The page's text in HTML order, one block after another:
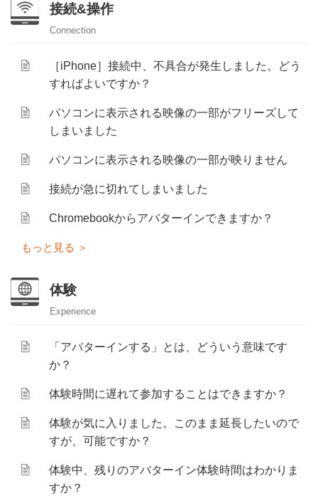
接続&操作
Connection
［iPhone］接続中、不具合が発生しました。どう
すればよいですか？
パソコンに表示される映像の一部がフリーズして
しまいました
パソコンに表示される映像の一部が映りません
接続が急に切れてしまいました
Chromebookからアバターインできますか？
体験
Experience
「アバターインする」とは、どういう意味です
か？
体験時間に遅れて参加することはできますか？
体験が気に入りました。このまま延長したいので
すが、可能ですか？
体験中、残りのアバターイン体験時間はわかりま
すか？